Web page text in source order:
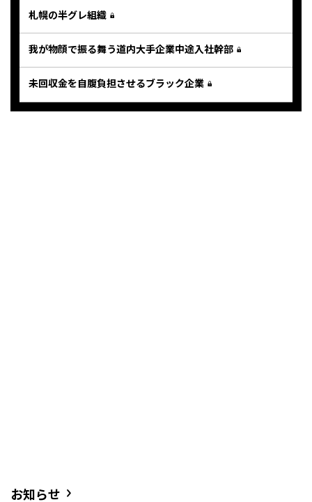
札幌の半グレ組織
我が物顔で振る舞う道内大手企業中途入社幹部
未回収金を自腹負担させるブラック企業
お知らせ